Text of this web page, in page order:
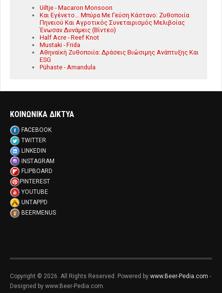
Uiltje - Macaron Monsoon
Και Εγένετο... Μπύρα Με Γεύση Κάστανο: Ζυθοποιία
Πηνειού Και Αγροτικός Συνεταιρισμός Μελιβοίας
Ένωσαν Δυνάμεις (Βίντεο)
Half Acre - Reef Knot
Mustaki - Frida
Αθηναϊκή Ζυθοποιία: Δράσεις Βιώσιμης Ανάπτυξης Και
ESG
Pühaste - Amandula
ΚΟΙΝΩΝΙΚΑ ΔΙΚΤΥΑ
FACEBOOK
TWITTER
LINKEDIN
INSTAGRAM
FLIPBOARD
PINTEREST
YOUTUBE
UNTAPPD
BEERMENUS
Copyright © 2026. All Rights Reserved. Powered by www.Beer-Pedia.com -
Designed by www.Beer-Pedia.com.